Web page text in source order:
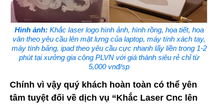
Hình ảnh:Khắc laser logo hình ảnh, hình rồng, họa tiết, hoa
văn theo yêu cầu lên mặt lưng của laptop, máy tính xách tay,
máy tính bảng, ipad theo yêu cầu cực nhanh lấy liền trong 1-2
phút tại xưởng gia công PLVN với giá thành siêu rẻ chỉ từ
5,000 vnđ/sp
Chính vì vậy quý khách hoàn toàn có thể yên
tâm tuyệt đối về dịch vụ “Khắc Laser Cnc lên